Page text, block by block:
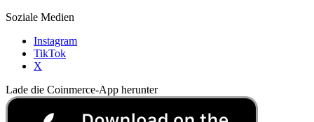
Soziale Medien
Instagram
TikTok
X
Lade die Coinmerce-App herunter